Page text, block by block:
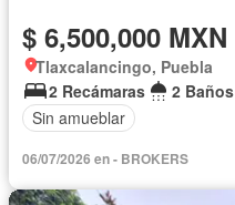
$ 6,500,000 MXN
Tlaxcalancingo, Puebla
2 Recámaras
2 Baños
Sin amueblar
06/07/2026 en - BROKERS